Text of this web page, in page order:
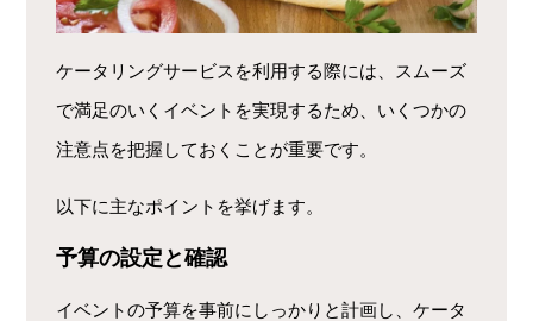
ケータリングサービスを利用する際には、スムーズ
で満足のいくイベントを実現するため、いくつかの
注意点を把握しておくことが重要です。
以下に主なポイントを挙げます。
予算の設定と確認
イベントの予算を事前にしっかりと計画し、ケータ